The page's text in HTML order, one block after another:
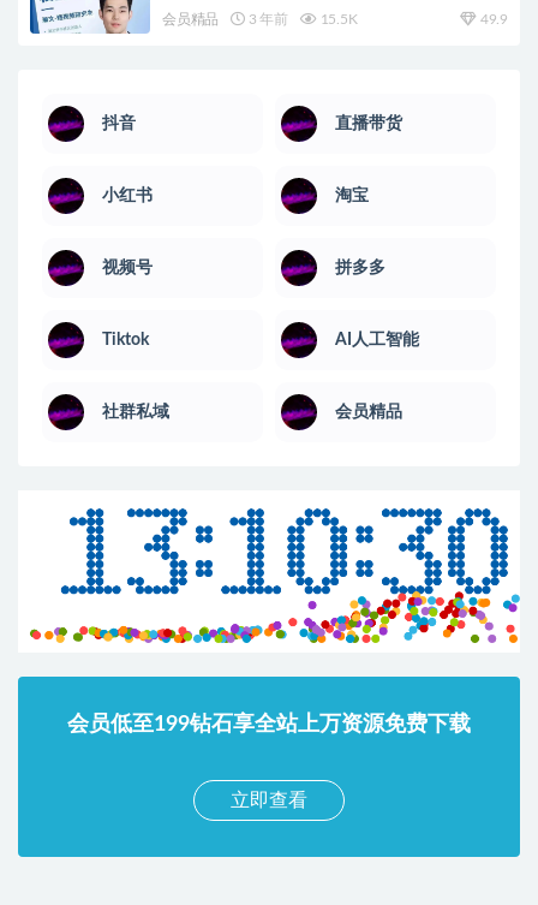
会员精品 3 年前 15.5K 49.9
抖音 直播带货
小红书 淘宝
视频号 拼多多
Tiktok AI人工智能
社群私域 会员精品
会员低至199钻石享全站上万资源免费下载
立即查看